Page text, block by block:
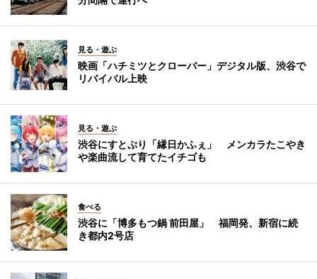
見る・遊ぶ
映画「ハチミツとクローバー」デジタル版、渋谷で
リバイバル上映
見る・遊ぶ
渋谷にすとぷり「縁日かふぇ」 メンカラたこやき
や楽曲流して育てたイチゴも
食べる
渋谷に「博多もつ鍋 前田屋」 福岡発、新宿に続
き都内2号店